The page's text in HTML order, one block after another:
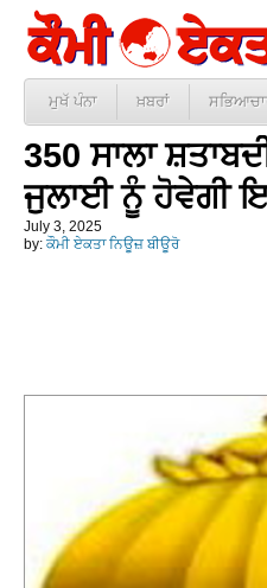
ਮੁਖੱ ਪੰਨਾ ਖ਼ਬਰਾਂ
350 ਸਾਲਾ
ਜੁਲਾਈ ਨੂੰ ਹੋਵੇਗੀ
July 3, 2025
by: ਕੌਮੀ ਏਕਤਾ ਨਿਊਜ਼ ਬੀਊਰੋ